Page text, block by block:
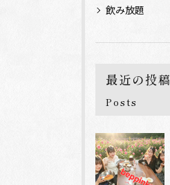
飲み放題
最近の投稿
Posts